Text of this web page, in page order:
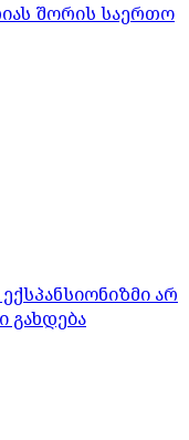
შორის საერთო
არ
გახდება